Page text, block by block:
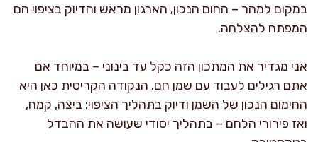
במקום למהר – החום הנכון, הארגון מראש והדיוק בציפוי הם
המפתח להצלחה.
אני מגדיר את המתכון הזה כקל עד בינוני – במיוחד אם
אתם רגילים לעבוד עם שמן חם. הנקודה הקריטית כאן היא
החימום הנכון של השמן ודיוק בתהליך הציפוי: ביצה, קמח,
ואז פירורי הלחם – בתהליך יסודי שעושה את ההבדל